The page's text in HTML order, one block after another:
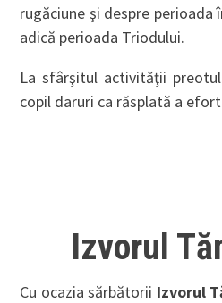
rugăciune şi despre perioada
adică perioada Triodului.
La sfârşitul activităţii
copil daruri ca răsplată a
Izvorul
Cu ocazia sărbătorii Izvorul